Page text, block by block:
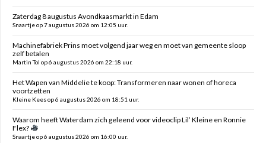
Zaterdag 8 augustus Avondkaasmarkt in Edam
Snaartje op 7 augustus 2026 om 12:05 uur.
Machinefabriek Prins moet volgend jaar weg en moet van gemeente sloop
zelf betalen
Martin Tol op 6 augustus 2026 om 22:18 uur.
Het Wapen van Middelie te koop: Transformeren naar wonen of horeca
voortzetten
Kleine Kees op 6 augustus 2026 om 18:51 uur.
Waarom heeft Waterdam zich geleend voor videoclip Lil’ Kleine en Ronnie
Flex?
Snaartje op 6 augustus 2026 om 16:00 uur.